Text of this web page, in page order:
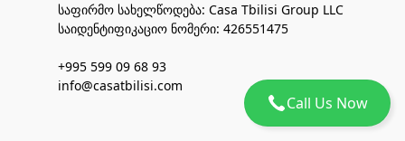
Call Us Now
საფირმო სახელწოდება: Casa Tbilisi Group LLC
საიდენტიფიკაციო ნომერი: 426551475
+995 599 09 68 93
info@casatbilisi.com